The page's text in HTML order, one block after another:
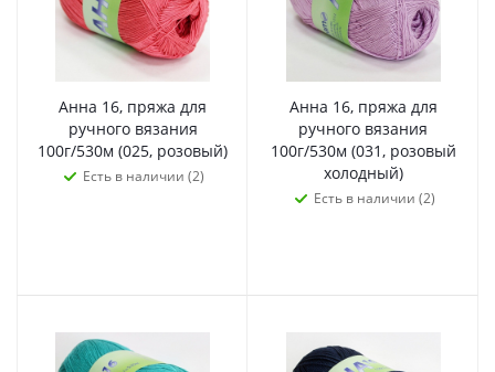
Анна 16, пряжа для
ручного вязания
100г/530м (025, розовый)
Есть в наличии (2)
Анна 16, пряжа для
ручного вязания
100г/530м (031, розовый
холодный)
Есть в наличии (2)